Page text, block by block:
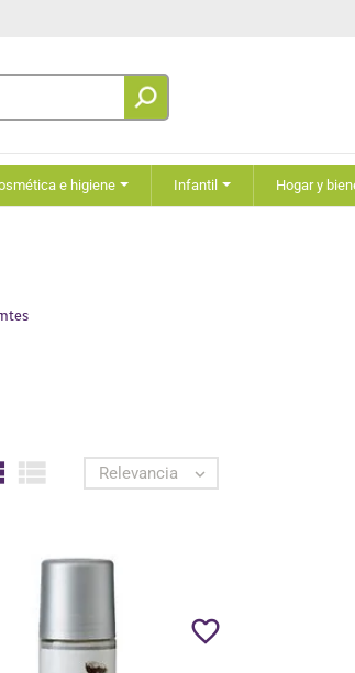
e higiene Infantil Hogar y
 Relevancia 
favorite_border